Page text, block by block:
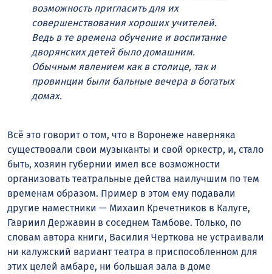
возможность пригласить для их
совершенствования хороших учителей.
Ведь в те времена обучение и воспитание
дворянских детей было домашним.
Обычным явлением как в столице, так и
провинции были бальные вечера в богатых
домах.
Всё это говорит о том, что в Воронеже наверняка
существовали свои музыканты и свой оркестр, и, стало
быть, хозяин губернии имел все возможности
организовать театральные действа наилучшим по тем
временам образом. Пример в этом ему подавали
другие наместники — Михаил Кречетников в Калуге,
Гавриил Державин в соседнем Тамбове. Только, по
словам автора книги, Василия Черткова не устраивали
ни калужский вариант театра в приспособленном для
этих целей амбаре, ни большая зала в доме